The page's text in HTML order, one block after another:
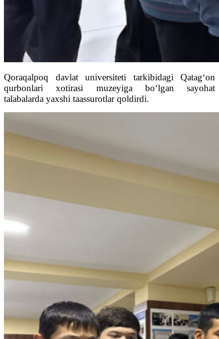
Qoraqalpoq davlat universiteti tarkibidagi Qatag‘on
qurbonlari xotirasi muzeyiga bo‘lgan sayohat
talabalarda yaxshi taassurotlar qoldirdi.